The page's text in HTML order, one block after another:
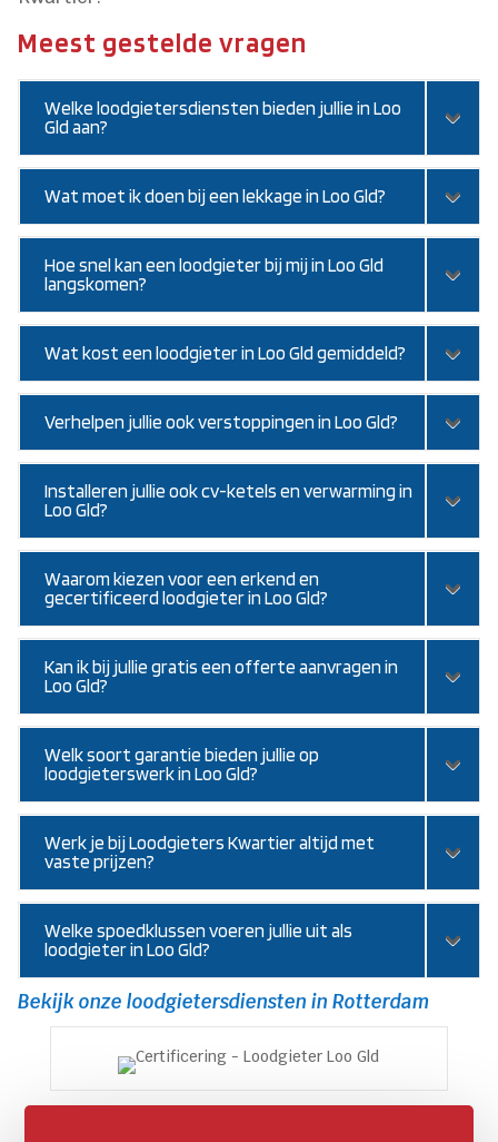
Meest gestelde vragen
Welke loodgietersdiensten bieden jullie in Loo
Gld aan?
Wat moet ik doen bij een lekkage in Loo Gld?
Hoe snel kan een loodgieter bij mij in Loo Gld
langskomen?
Wat kost een loodgieter in Loo Gld gemiddeld?
Verhelpen jullie ook verstoppingen in Loo Gld?
Installeren jullie ook cv-ketels en verwarming in
Loo Gld?
Waarom kiezen voor een erkend en
gecertificeerd loodgieter in Loo Gld?
Kan ik bij jullie gratis een offerte aanvragen in
Loo Gld?
Welk soort garantie bieden jullie op
loodgieterswerk in Loo Gld?
Werk je bij Loodgieters Kwartier altijd met
vaste prijzen?
Welke spoedklussen voeren jullie uit als
loodgieter in Loo Gld?
Bekijk onze loodgietersdiensten in Rotterdam